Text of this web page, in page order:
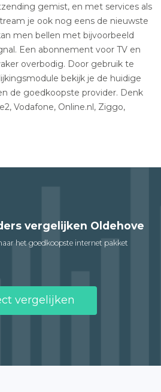
gemist, en met services als
je ook nog eens de nieuwste
men bellen met bijvoorbeeld
Een abonnement voor TV en
overbodig. Door gebruik te
bekijk je de huidige
de goedkoopste provider. Denk
Vodafone, Online.nl, Ziggo,
vergelijken Oldehove
het goedkoopste internet pakket
vergelijken